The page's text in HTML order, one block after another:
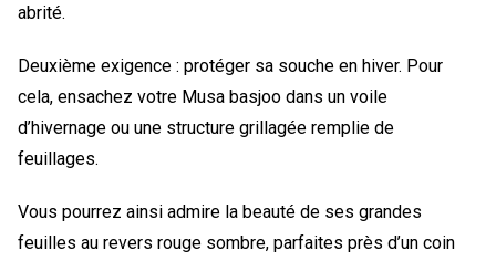
abrité.
Deuxième exigence : protéger sa souche en hiver. Pour
cela, ensachez votre Musa basjoo dans un voile
d’hivernage ou une structure grillagée remplie de
feuillages.
Vous pourrez ainsi admire la beauté de ses grandes
feuilles au revers rouge sombre, parfaites près d’un coin